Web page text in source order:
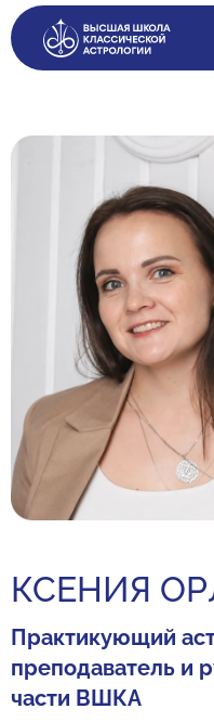
КСЕНИЯ
Практикующий
преподаватель и
части ВШКА